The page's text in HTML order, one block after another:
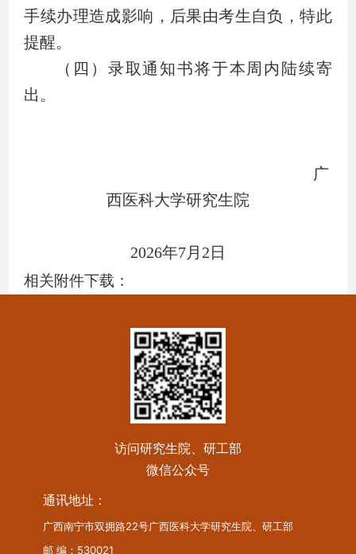
手续办理造成影响，后果由考生自负，特此
提醒。
（四）录取通知书将于本周内陆续寄
出。
广
西医科大学研究生院
2026年7月 2 日
相关附件下载：
访问研究生院、研工部
微信公众号
通讯地址：
广西南宁市双拥路22号广西医科大学研究生院、研工部
邮 编：530021